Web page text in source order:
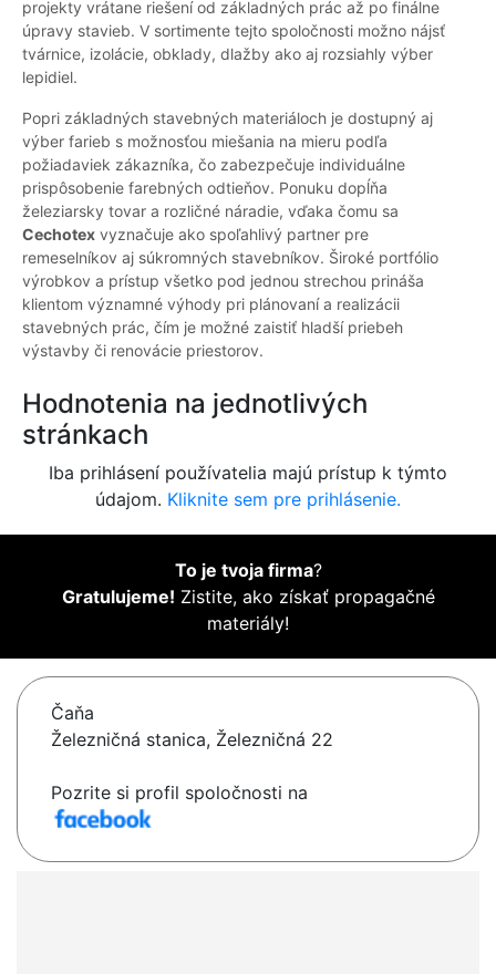
projekty vrátane riešení od základných prác až po finálne
úpravy stavieb. V sortimente tejto spoločnosti možno nájsť
tvárnice, izolácie, obklady, dlažby ako aj rozsiahly výber
lepidiel.
Popri základných stavebných materiáloch je dostupný aj
výber farieb s možnosťou miešania na mieru podľa
požiadaviek zákazníka, čo zabezpečuje individuálne
prispôsobenie farebných odtieňov. Ponuku dopĺňa
železiarsky tovar a rozličné náradie, vďaka čomu sa
Cechotex vyznačuje ako spoľahlivý partner pre
remeselníkov aj súkromných stavebníkov. Široké portfólio
výrobkov a prístup všetko pod jednou strechou prináša
klientom významné výhody pri plánovaní a realizácii
stavebných prác, čím je možné zaistiť hladší priebeh
výstavby či renovácie priestorov.
Hodnotenia na jednotlivých
stránkach
Iba prihlásení používatelia majú prístup k týmto
údajom. Kliknite sem pre prihlásenie.
To je tvoja firma?
Gratulujeme! Zistite, ako získať propagačné
materiály!
Čaňa
Železničná stanica, Železničná 22
Pozrite si profil spoločnosti na